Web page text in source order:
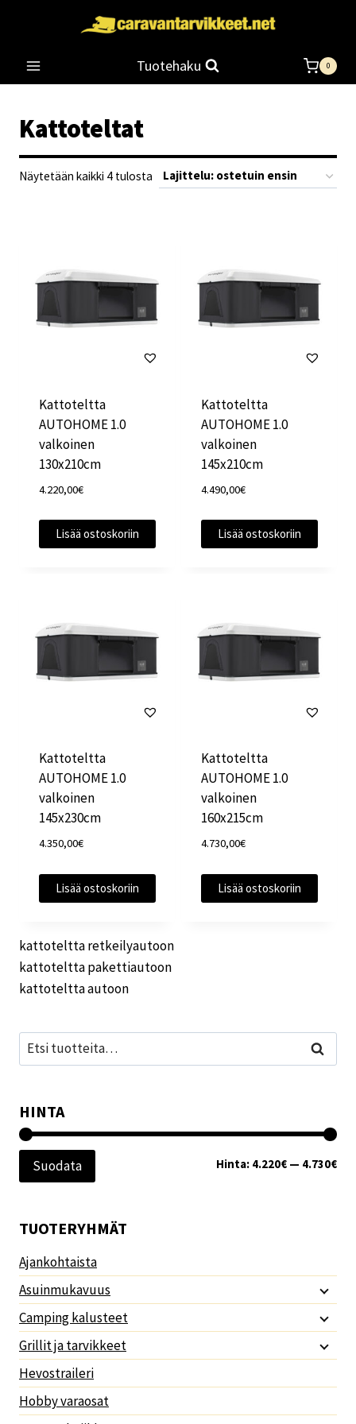
Tuotehaku 0
Kattoteltat
Näytetään kaikki 4 tulosta Suosituimmat
Kattoteltta
AUTOHOME 1.0
valkoinen
130x210cm
4.220,00€
Lisää ostoskoriin
Kattoteltta
AUTOHOME 1.0
valkoinen
145x210cm
4.490,00€
Lisää ostoskoriin
Kattoteltta
AUTOHOME 1.0
valkoinen
145x230cm
4.350,00€
Lisää ostoskoriin
Kattoteltta
AUTOHOME 1.0
valkoinen
160x215cm
4.730,00€
Lisää ostoskoriin
kattoteltta retkeilyautoon
kattoteltta pakettiautoon
kattoteltta autoon
Etsi: Haku
HINTA
Suodata Hinta: 4.220€ — 4.730€
TUOTERYHMÄT
Ajankohtaista
Asuinmukavuus
Camping kalusteet
Grillit ja tarvikkeet
Hevostraileri
Hobby varaosat